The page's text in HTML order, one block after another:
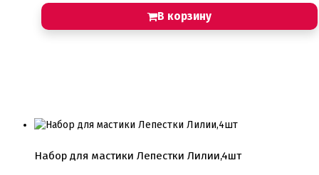
В корзину
Набор для мастики Лепестки Лилии,4шт